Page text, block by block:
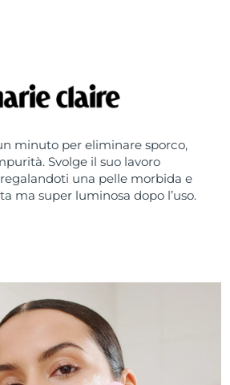
minuto per eliminare sporco,
Svolge il suo lavoro
una pelle morbida e
ma super luminosa dopo l’uso.